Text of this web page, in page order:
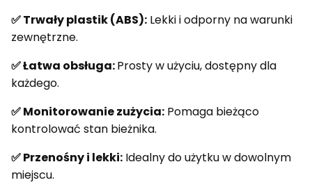
✅ Trwały plastik (ABS): Lekki i odporny na warunki
zewnętrzne.
✅ Łatwa obsługa:Prosty w użyciu, dostępny dla
każdego.
✅ Monitorowanie zużycia: Pomaga bieżąco
kontrolować stan bieżnika.
✅ Przenośny i lekki: Idealny do użytku w dowolnym
miejscu.